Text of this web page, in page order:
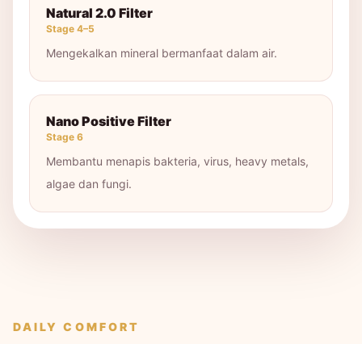
Natural 2.0 Filter
Stage 4–5
Mengekalkan mineral bermanfaat dalam air.
Nano Positive Filter
Stage 6
Membantu menapis bakteria, virus, heavy metals,
algae dan fungi.
DAILY COMFORT